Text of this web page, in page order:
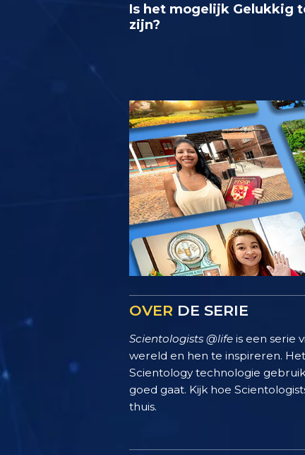
Is het mogelijk Gelukkig
zijn?
OVER DE SERIE
Scientologists @life is een serie
wereld en hen te inspireren.
Scientology technologie
goed gaat. Kijk hoe
thuis.